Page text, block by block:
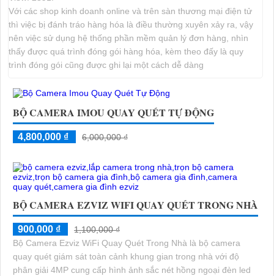
Với các shop kinh doanh online và trên sàn thương mại điện tử
thì việc bị đánh tráo hàng hóa là điều thường xuyên xảy ra, vậy
nên việc sử dụng hệ thống phần mềm quản lý đơn hàng, nhìn
thấy được quá trình đóng gói hàng hóa, kèm theo đấy là quy
trình đóng gói cũng được ghi lại một cách dễ dàng
BỘ CAMERA IMOU QUAY QUÉT TỰ ĐỘNG
4,800,000 ₫ 6,000,000 ₫
BỘ CAMERA EZVIZ WIFI QUAY QUÉT TRONG NHÀ
900,000 ₫
1,100,000 ₫
Bộ Camera Ezviz WiFi Quay Quét Trong Nhà là bộ camera
quay quét giám sát toàn cảnh khung gian trong nhà với độ
phân giải 4MP cung cấp hình ảnh sắc nét hồng ngoại đèn led